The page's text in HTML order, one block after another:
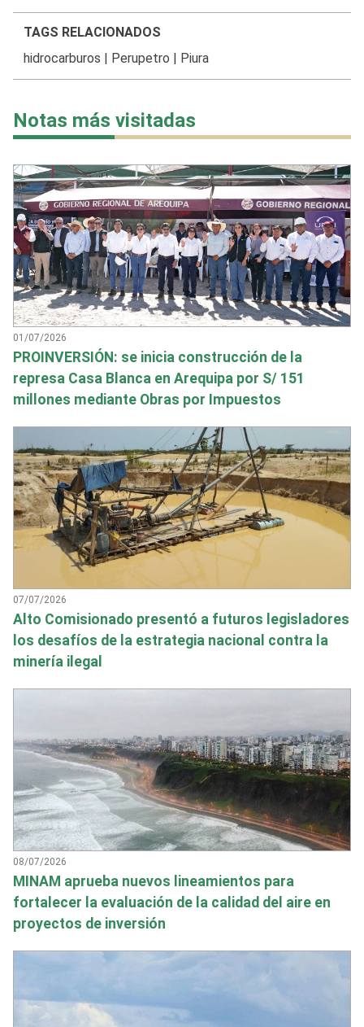
TAGS RELACIONADOS
hidrocarburos
Perupetro Piura
Notas más visitadas
01/07/2026
PROINVERSIÓN: se inicia construcción de la
represa Casa Blanca en Arequipa por S/ 151
millones mediante Obras por Impuestos
07/07/2026
Alto Comisionado presentó a futuros legisladores
los desafíos de la estrategia nacional contra la
minería ilegal
08/07/2026
MINAM aprueba nuevos lineamientos para
fortalecer la evaluación de la calidad del aire en
proyectos de inversión